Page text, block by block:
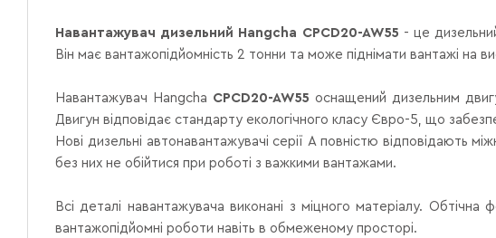
Навантажувач дизельний Hangcha CPCD20-AW55 - це
Він має вантажопідйомність 2 тонни та може піднімати вантажі на
Навантажувач Hangcha CPCD20-AW55 оснащений дизельним
Двигун відповідає стандарту екологічного класу Євро-5, що
Нові дизельні автонавантажувачі серії А повністю відповідають
без них не обійтися при роботі з важкими вантажами.
Всі деталі навантажувача виконані з міцного матеріалу. Обтічна
вантажопідйомні роботи навіть в обмеженому просторі.